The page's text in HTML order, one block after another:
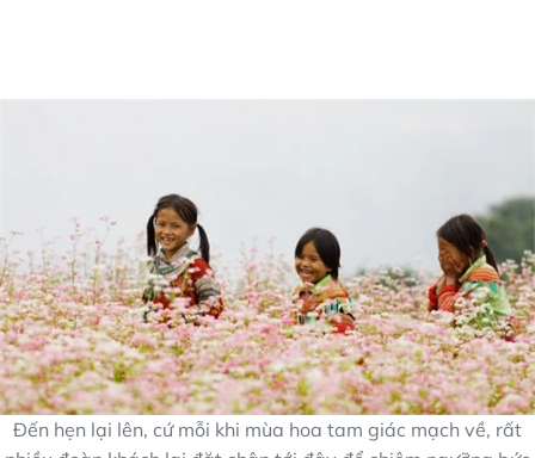
Đến hẹn lại lên, cứ mỗi khi mùa hoa tam giác mạch về, rất